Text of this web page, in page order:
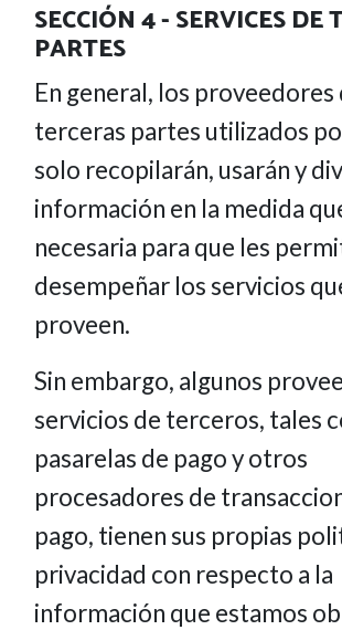
SECCIÓN 4 - SERVICES DE
PARTES
En general, los proveedores
terceras partes utilizados
solo recopilarán, usarán y
información en la medida
necesaria para que les
desempeñar los servicios
proveen.
Sin embargo, algunos
servicios de terceros, tales
pasarelas de pago y otros
procesadores de
pago, tienen sus propias
privacidad con respecto a la
información que estamos